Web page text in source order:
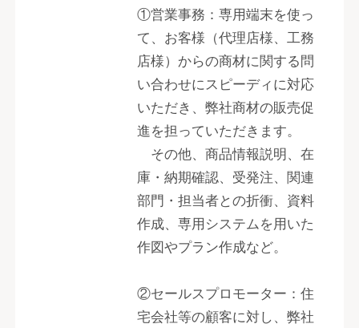
①営業事務：専用端末を使っ
て、お客様（代理店様、工務
店様）からの商材に関する問
い合わせにスピーディに対応
いただき、弊社商材の販売促
進を担っていただきます。
その他、商品情報説明、在
庫・納期確認、受発注、関連
部門・担当者との折衝、資料
作成、専用システムを用いた
作図やプラン作成など。
②セールスプロモーター：住
宅会社等の顧客に対し、弊社